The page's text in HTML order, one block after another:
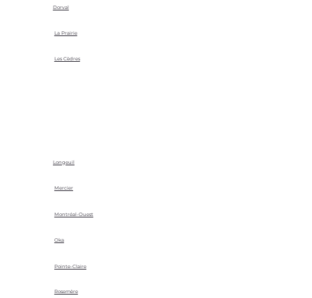
Dorval
La Prairie
Les Cèdres
Longeuil
Mercier
Montréal-Ouest
Oka
Pointe-Claire
Rosemère